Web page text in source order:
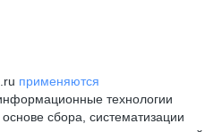
применяются
технологии
сбора, систематизации